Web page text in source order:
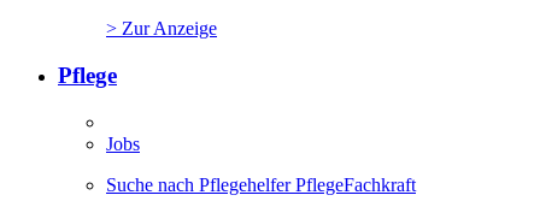
> Zur Anzeige
Pflege
Jobs
Suche nach Pflegehelfer PflegeFachkraft